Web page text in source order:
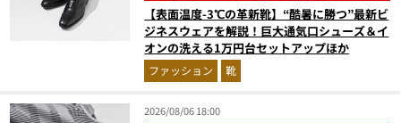
【表面温度-3℃の革新靴】“酷暑に勝つ”最新ビ
ジネスウェアを解説！巨大通気口シューズ＆イ
オンの洗える1万円台セットアップほか
ファッション 靴
2026/08/06 18:00